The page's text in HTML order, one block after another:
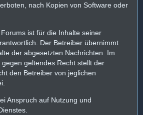
nach Kopien von Software oder
ist für die Inhalte seiner
Der Betreiber übernimmt
der abgesetzten Nachrichten. Im
geltendes Recht stellt der
den Betreiber von jeglichen
Anspruch auf Nutzung und